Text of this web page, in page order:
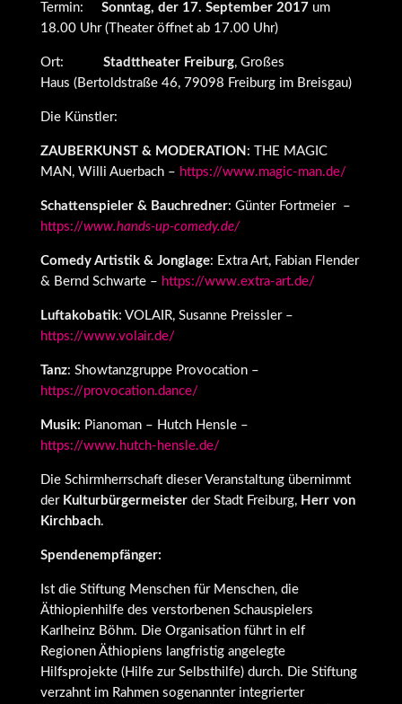
Termin: Sonntag, der 17. September 2017 um
18.00 Uhr (Theater öffnet ab 17.00 Uhr)
Ort: Stadttheater Freiburg, Großes
Haus (Bertoldstraße 46, 79098 Freiburg im Breisgau)
Die Künstler:
ZAUBERKUNST & MODERATION : THE MAGIC
MAN, Willi Auerbach – https://www.magic-man.de/
Schattenspieler & Bauchredner: Günter Fortmeier –
https://www.hands-up-comedy.de/
Comedy Artistik & Jonglage: Extra Art, Fabian Flender
& Bernd Schwarte – https://www.extra-art.de/
Luftakobatik: VOLAIR, Susanne Preissler –
https://www.volair.de/
Tanz: Showtanzgruppe Provocation –
https://provocation.dance/
Musik: Pianoman – Hutch Hensle –
https://www.hutch-hensle.de/
Die Schirmherrschaft dieser Veranstaltung übernimmt
der Kulturbürgermeister der Stadt Freiburg, Herr von
Kirchbach.
Spendenempfänger:
Ist die Stiftung Menschen für Menschen, die
Äthiopienhilfe des verstorbenen Schauspielers
Karlheinz Böhm. Die Organisation führt in elf
Regionen Äthiopiens langfristig angelegte
Hilfsprojekte (Hilfe zur Selbsthilfe) durch. Die Stiftung
verzahnt im Rahmen sogenannter integrierter